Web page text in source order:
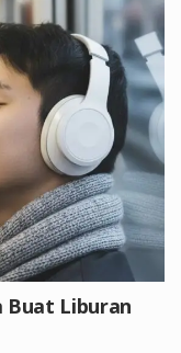
Buat Liburan